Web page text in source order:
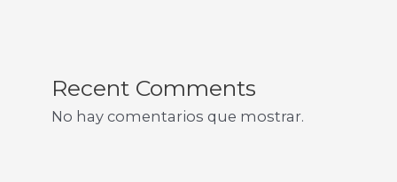
Recent Comments
No hay comentarios que mostrar.